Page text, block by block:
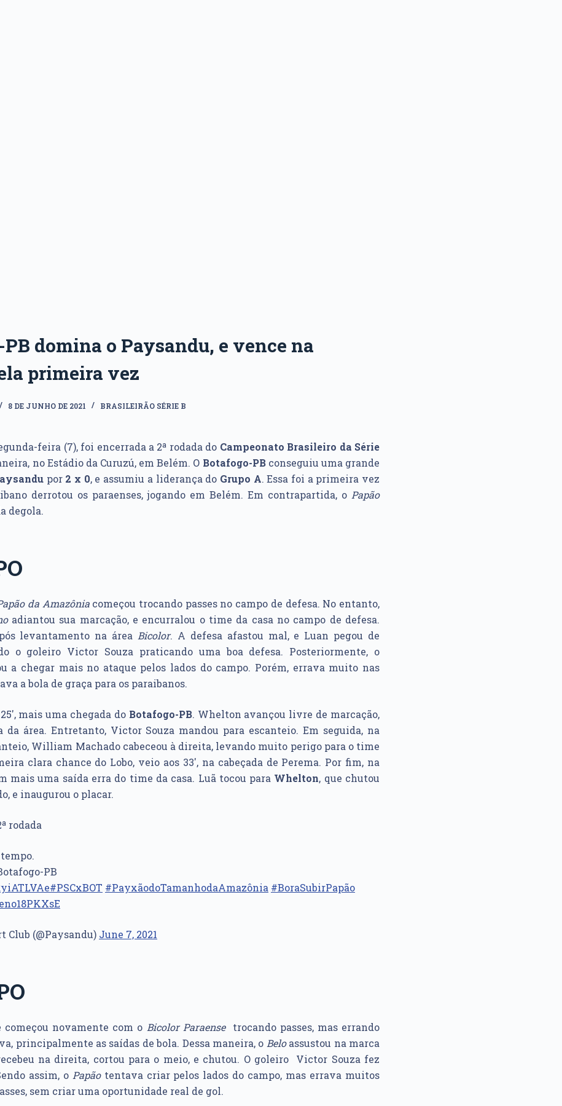
domina o Paysandu, e vence na
primeira vez
8 DE JUNHO DE 2021 BRASILEIRÃO SÉRIE B
feira (7), foi encerrada a 2ª rodada do Campeonato Brasileiro da Série
no Estádio da Curuzú, em Belém. O Botafogo-PBconseguiu uma grande
por 2 x 0, e assumiu a liderança do Grupo A. Essa foi a primeira vez
derrotou os paraenses, jogando em Belém. Em contrapartida, o Papão
degola.
da Amazônia começou trocando passes no campo de defesa. No entanto,
adiantou sua marcação, e encurralou o time da casa no campo de defesa.
levantamento na área Bicolor. A defesa afastou mal, e Luan pegou de
o goleiro Victor Souza praticando uma boa defesa. Posteriormente, o
a chegar mais no ataque pelos lados do campo. Porém, errava muito nas
a bola de graça para os paraibanos.
mais uma chegada do Botafogo-PB. Whelton avançou livre de marcação,
da área. Entretanto, Victor Souza mandou para escanteio. Em seguida, na
William Machado cabeceou à direita, levando muito perigo para o time
clara chance do Lobo, veio aos 33′, na cabeçada de Perema. Por fim, na
mais uma saída erra do time da casa. Luã tocou para Whelton, que chutou
e inaugurou o placar.
rodada
PB
#PSCxBOT #PayxãodoTamanhodaAmazônia #BoraSubirPapão
Club (@Paysandu) June 7, 2021
começou novamente com o Bicolor Paraense trocando passes, mas errando
principalmente as saídas de bola. Dessa maneira, o Beloassustou na marca
na direita, cortou para o meio, e chutou. O goleiro Victor Souza fez
assim, oPapãotentava criar pelos lados do campo, mas errava muitos
sem criar uma oportunidade real de gol.